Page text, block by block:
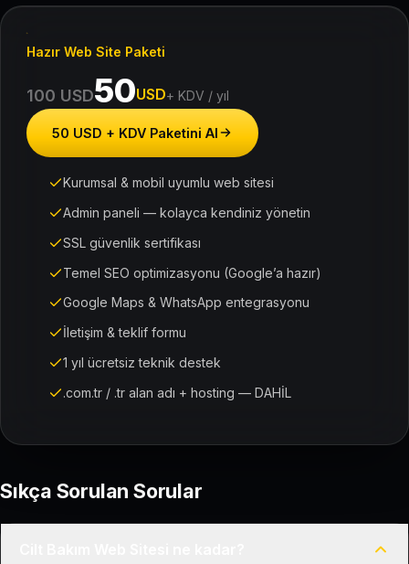
Hazır Web Site Paketi
100 USD50USD+ KDV / yıl
50 USD + KDV Paketini Al
Kurumsal & mobil uyumlu web sitesi
Admin paneli — kolayca kendiniz yönetin
SSL güvenlik sertifikası
Temel SEO optimizasyonu (Google’a hazır)
Google Maps & WhatsApp entegrasyonu
İletişim & teklif formu
1 yıl ücretsiz teknik destek
.com.tr / .tr alan adı + hosting — DAHİL
Sıkça Sorulan Sorular